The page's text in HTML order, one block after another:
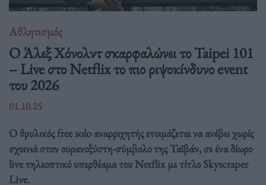
Αθλητισμός
Ο Άλεξ Χόνολντ σκαρφαλώνει το Taipei 101
– Live στο Netflix το πιο ριψοκίνδυνο event
του 2026
01.10.25
Ο θρυλικός free solo αναρριχητής ετοιμάζεται να ανέβει χωρίς
σχοινιά στον ουρανοξύστη-σύμβολο της Ταϊβάν, σε ένα δίωρο
live τηλεοπτικό υπερθέαμα του Netflix με τίτλο Skyscraper
Live.